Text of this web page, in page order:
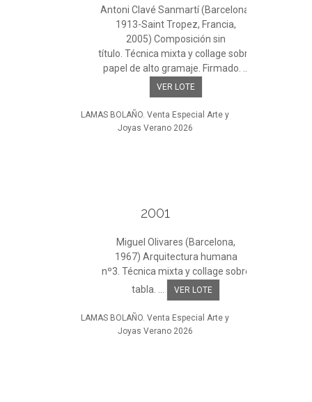
Antoni Clavé Sanmartí (Barcelona,
1913-Saint Tropez, Francia,
2005) Composición sin
título. Técnica mixta y collage sobre
papel de alto gramaje. Firmado. ...
VER LOTE
LAMAS BOLAÑO. Venta Especial Arte y
Joyas Verano 2026
2001
Miguel Olivares (Barcelona,
1967) Arquitectura humana
nº3. Técnica mixta y collage sobre
tabla. ...
VER LOTE
LAMAS BOLAÑO. Venta Especial Arte y
Joyas Verano 2026